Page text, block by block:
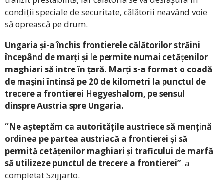
condiții speciale de securitate, călătorii neavând voie
să oprească pe drum.
Ungaria și-a închis frontierele călătorilor străini
începând de marți și le permite numai cetățenilor
maghiari să intre în țară. Marți s-a format o coadă
de mașini întinsă pe 20 de kilometri la punctul de
trecere a frontierei Hegyeshalom, pe sensul
dinspre Austria spre Ungaria.
“Ne așteptăm ca autoritățile austriece să mențină
ordinea pe partea austriacă a frontierei și să
permită cetățenilor maghiari și traficului de marfă
să utilizeze punctul de trecere a frontierei”, a
completat Szijjarto.